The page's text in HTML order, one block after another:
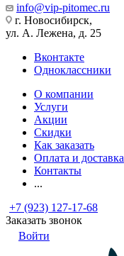
info@vip-pitomec.ru
г. Новосибирск,
ул. А. Лежена, д. 25
Вконтакте
Одноклассники
О компании
Услуги
Акции
Скидки
Как заказать
Оплата и доставка
Контакты
...
+7 (923) 127-17-68
Заказать звонок
Войти